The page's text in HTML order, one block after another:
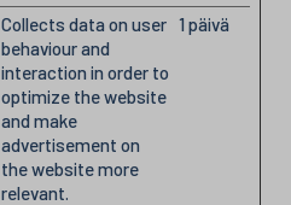
Collects data on user
behaviour and
interaction in order to
optimize the website
and make
advertisement on
the website more
relevant.
1 päivä